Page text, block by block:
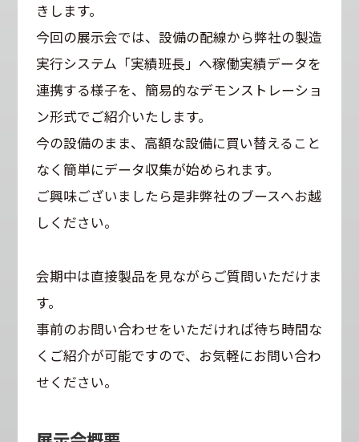
きします。
今回の展示会では、設備の配線から弊社の製造
実行システム「実績班長」へ稼働実績データを
連携する様子を、簡易的なデモンストレーショ
ン形式でご紹介いたします。
今の設備のまま、高額な設備に買い替えること
なく簡単にデータ収集が始められます。
ご興味ございましたら是非弊社のブースへお越
しください。
会期中は直接製品を見ながらご質問いただけま
す。
事前のお問い合わせをいただければ待ち時間な
くご紹介が可能ですので、お気軽にお問い合わ
せください。